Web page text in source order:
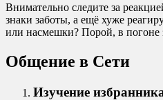
Внимательно следите за
знаки заботы, а ещё хуже
или насмешки? Порой, в погоне
Общение в Сети
Изучение